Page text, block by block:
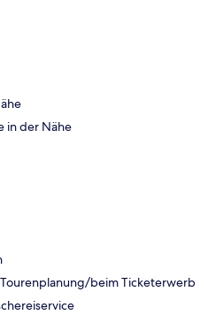
in der Nähe
beim Ticketerwerb